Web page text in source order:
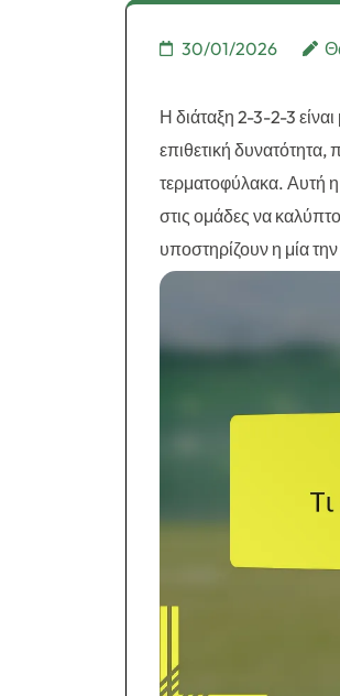
30/01/2026
Η διάταξη 2-3-2-3
επιθετική δυνατότητα,
τερματοφύλακα. Αυτή η
στις ομάδες να
υποστηρίζουν η μία